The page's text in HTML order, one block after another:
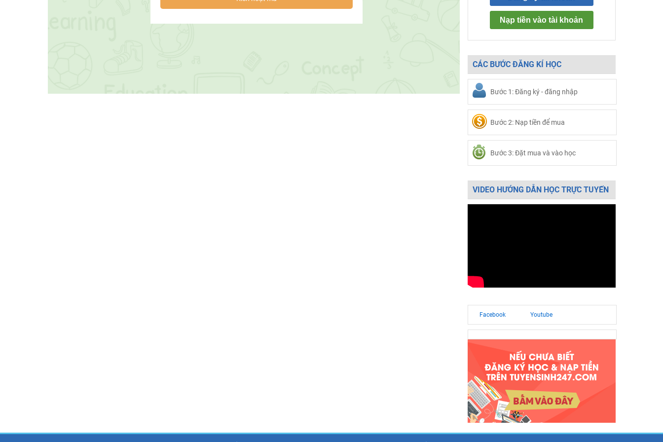
Nạp tiền vào tài khoản
CÁC BƯỚC ĐĂNG KÍ HỌC
Bước 1: Đăng ký - đăng nhập
Bước 2: Nạp tiền để mua
Bước 3: Đặt mua và vào học
VIDEO HƯỚNG DẪN HỌC TRỰC TUYẾN
Facebook Youtube